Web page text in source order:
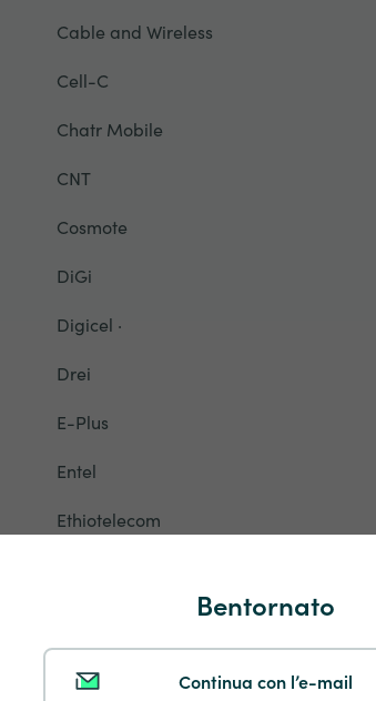
Bentornato
Continua con l’e-mail
Cable and Wireless
Cell-C
Chatr Mobile
CNT
Cosmote
DiGi
Digicel ·
Drei
E-Plus
Entel
Ethiotelecom